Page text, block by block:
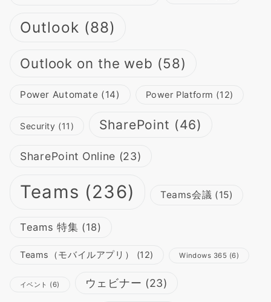
Outlook (88)
Outlook on the web (58)
Power Automate (14) Power Platform (12)
Security (11) SharePoint (46)
SharePoint Online (23)
Teams (236) Teams会議 (15)
Teams 特集 (18)
Teams（モバイルアプリ） (12) Windows 365 (6)
イベント (6) ウェビナー (23)